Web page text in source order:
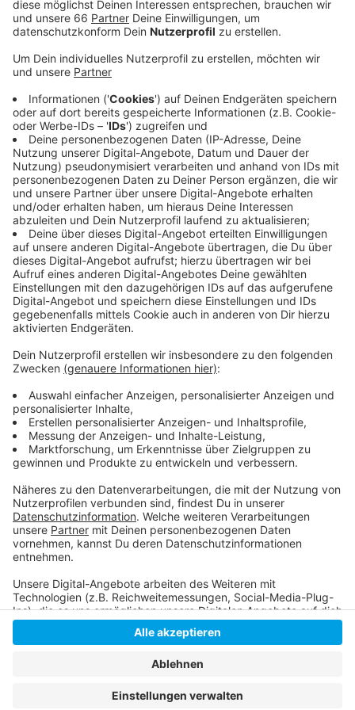
Anzeige
Am Samstag (3. August 2019) gibt es ein
Freundschaftsspiel gegen den spanischen Erstligisten
SD Eibar zu Gast. Los geht es um 15 Uhr. Einen Tag
später, also am Sonntag (4. August 2019) findet dann
der große Familientag statt. Zum ersten Mal in der
Innenstadt und zwar am Apolloplatz an der
Kniebrücke. Das Programm startet dann schon um 10
Uhr. Fans können sich hier auf die Vorstellung der
Mannschaft und eine große Autogrammstunde freuen.
Außerdem gibt es viele Möglichkeiten als Fan selbst
aktiv zu werden. Zum Beispiel an einer
Speedshotanlage, beim Soccer-Dart oder an
Fotoboxen. Die Saison startet für die Fortuna dann am
Bremen.
Hier gibt es mehrInfos.
Anzeige
Anzeige